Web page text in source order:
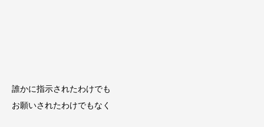
誰かに指示されたわけでも
お願いされたわけでもなく